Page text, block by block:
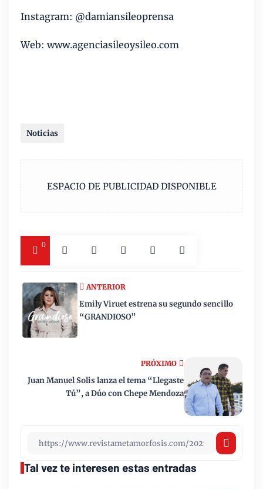
Instagram: @damiansileoprensa
Web: www.agenciasileoysileo.com
Noticias
ESPACIO DE PUBLICIDAD DISPONIBLE
0
PRÓXIMO
Juan Manuel Solis lanza el tema “Llegaste
Tú”, a Dúo con Chepe Mendoza
ANTERIOR
Emily Viruet estrena su segundo sencillo
“GRANDIOSO”
Tal vez te interesen estas entradas